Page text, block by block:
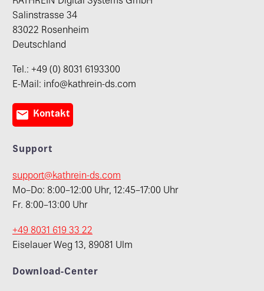
Salinstrasse 34
83022 Rosenheim
Deutschland
Tel.: +49 (0) 8031 6193300
E-Mail: info@kathrein-ds.com
 Kontakt
Support
support@kathrein-ds.com
Mo–Do: 8:00–12:00 Uhr, 12:45–17:00 Uhr
Fr. 8:00–13:00 Uhr
+49 8031 619 33 22
Eiselauer Weg 13, 89081 Ulm
Download-Center